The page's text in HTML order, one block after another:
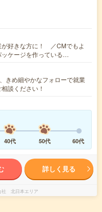
好きな方に！ ／CMでもよ
ッケージを作っている…
きめ細やかなフォローで就業
談ください！
40代 50代 60代
詳しく見る
社 北日本エリア